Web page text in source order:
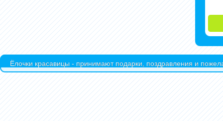
Ёлочки красавицы - принимают подарки, поздравления и